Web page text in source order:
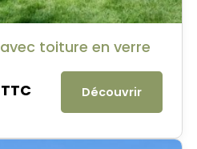
toiture en verre
TTC Découvrir